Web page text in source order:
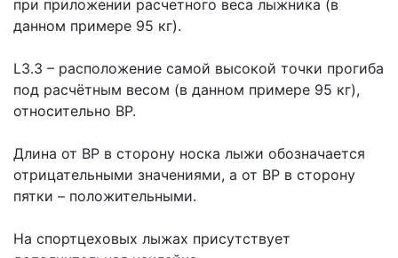
при приложении расчетного веса лыжника (в
данном примере 95 кг).
L3.3 – расположение самой высокой точки прогиба
под расчётным весом (в данном примере 95 кг),
относительно ВР.
Длина от BP в сторону носка лыжи обозначается
отрицательными значениями, а от BP в сторону
пятки – положительными.
На спортцеховых лыжах присутствует